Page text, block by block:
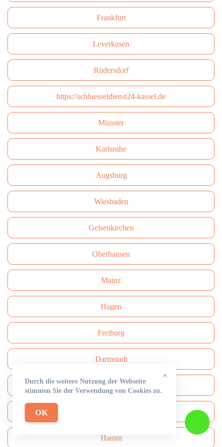
Frankfurt
Leverkusen
Rüdersdorf
https://schluesseldienst24-kassel.de
Münster
Karlsruhe
Augsburg
Wiesbaden
Gelsenkirchen
Oberhausen
Mainz
Hagen
Freiburg
Darmstadt
Сhemnitz
Hamm
×
Durch die weitere Nutzung der Webseite
stimmen Sie der Verwendung von Cookies zu.
OK